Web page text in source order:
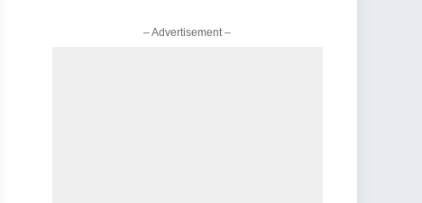
– Advertisement –